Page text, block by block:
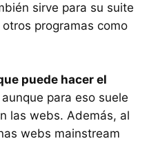
sirve para su suite
programas como
puede hacer el
aunque para eso suele
las webs. Además, al
webs mainstream